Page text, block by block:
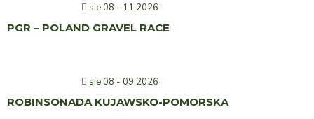
sie 08 - 11 2026
PGR – POLAND GRAVEL RACE
sie 08 - 09 2026
ROBINSONADA KUJAWSKO-POMORSKA